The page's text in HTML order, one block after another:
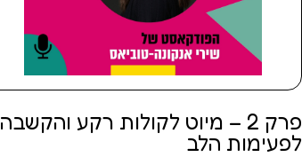
פרק 2 – מיוט לקולות רקע והקשבה
לפעימות הלב